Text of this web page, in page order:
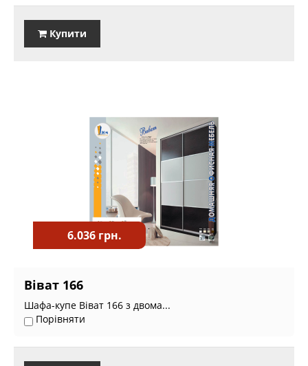
Купити
6.036 грн.
Віват 166
Шафа-купе Віват 166 з двома...
Порівняти